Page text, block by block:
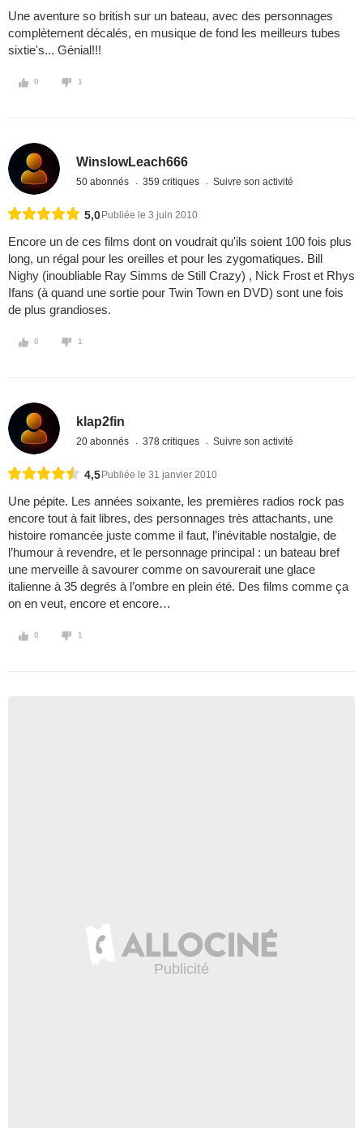
Une aventure so british sur un bateau, avec des personnages
complètement décalés, en musique de fond les meilleurs tubes
sixtie's... Génial!!!
0 1
WinslowLeach666
50 abonnés 359 critiques Suivre son activité
5,0 Publiée le 3 juin 2010
Encore un de ces films dont on voudrait qu'ils soient 100 fois plus
long, un régal pour les oreilles et pour les zygomatiques. Bill
Nighy (inoubliable Ray Simms de Still Crazy) , Nick Frost et Rhys
Ifans (à quand une sortie pour Twin Town en DVD) sont une fois
de plus grandioses.
0 1
klap2fin
20 abonnés 378 critiques Suivre son activité
4,5 Publiée le 31 janvier 2010
Une pépite. Les années soixante, les premières radios rock pas
encore tout à fait libres, des personnages très attachants, une
histoire romancée juste comme il faut, l’inévitable nostalgie, de
l’humour à revendre, et le personnage principal : un bateau bref
une merveille à savourer comme on savourerait une glace
italienne à 35 degrés à l’ombre en plein été. Des films comme ça
on en veut, encore et encore…
0 1